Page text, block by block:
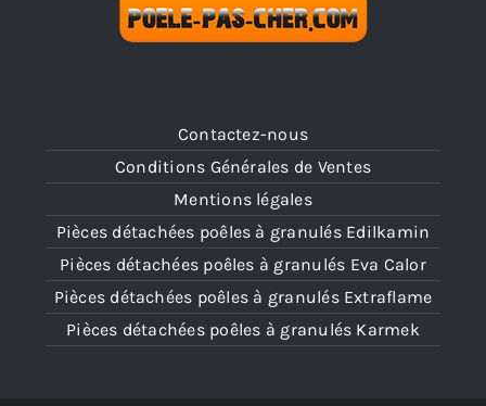
Contactez-nous
Conditions Générales de Ventes
Mentions légales
Pièces détachées poêles à granulés Edilkamin
Pièces détachées poêles à granulés Eva Calor
Pièces détachées poêles à granulés Extraflame
Pièces détachées poêles à granulés Karmek